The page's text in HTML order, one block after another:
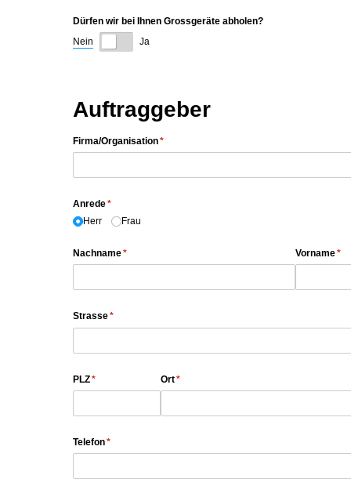
Dürfen wir bei Ihnen Grossgeräte abholen?
Nein
Ja
Auftraggeber
Firma/​Organisation*
(erforderlich)
Anrede*
(erforderlich)
Herr
Frau
Nachname*
(erforderlich) Vorname*
Strasse*
(erforderlich)
PLZ*
(erforderlich) Ort*
(erforderlich)
Telefon*
(erforderlich)